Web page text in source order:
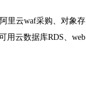
里云waf采购、对象存
用云数据库RDS、web